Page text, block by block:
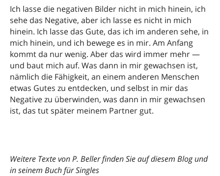
Ich lasse die negativen Bilder nicht in mich hinein, ich
sehe das Negative, aber ich lasse es nicht in mich
hinein. Ich lasse das Gute, das ich im anderen sehe, in
mich hinein, und ich bewege es in mir. Am Anfang
kommt da nur wenig. Aber das wird immer mehr —
und baut mich auf. Was dann in mir gewachsen ist,
nämlich die Fähigkeit, an einem anderen Menschen
etwas Gutes zu entdecken, und selbst in mir das
Negative zu überwinden, was dann in mir gewachsen
ist, das tut später meinem Partner gut.
Weitere Texte von P. Beller finden Sie auf diesem Blog und
in seinem Buch für Singles